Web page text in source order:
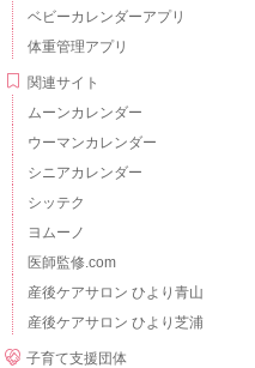
ベビーカレンダーアプリ
体重管理アプリ
関連サイト
ムーンカレンダー
ウーマンカレンダー
シニアカレンダー
シッテク
ヨムーノ
医師監修.com
産後ケアサロン ひより青山
産後ケアサロン ひより芝浦
子育て支援団体